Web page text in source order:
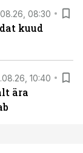
08:30
kuud
10:40
ära